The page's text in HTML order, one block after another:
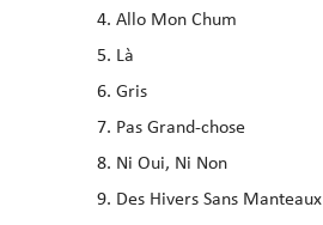
Allo Mon Chum
Là
Gris
Pas Grand-chose
Ni Oui, Ni Non
Des Hivers Sans Manteaux